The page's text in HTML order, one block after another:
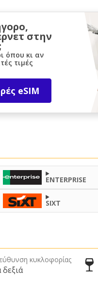
στην
όπου κι αν
τιμές
eSIM
ENTERPRISE
SIXT
κυκλοφορίας
δεξιά